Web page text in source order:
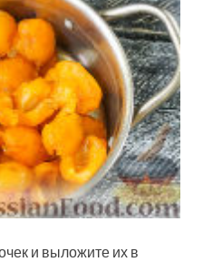
и выложите их в